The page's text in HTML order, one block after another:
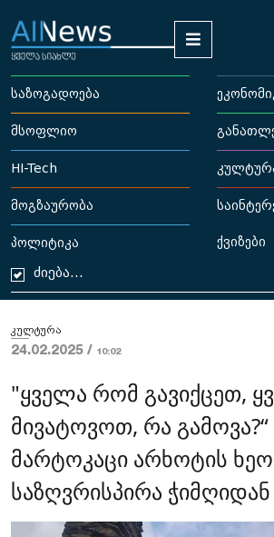
საზოგადოება
მსოფლიო
HI-Tech
მოგზაურობა
პოლიტიკა ქვიზები
კულტურა
24.02.2025 / 10:02
"ყველა რომ გავიქცეთ,
მივატოვოთ, რა გამოვა?“
მარტოკაცი არხოტის
საზღვრისპირა ჭიმღიდან